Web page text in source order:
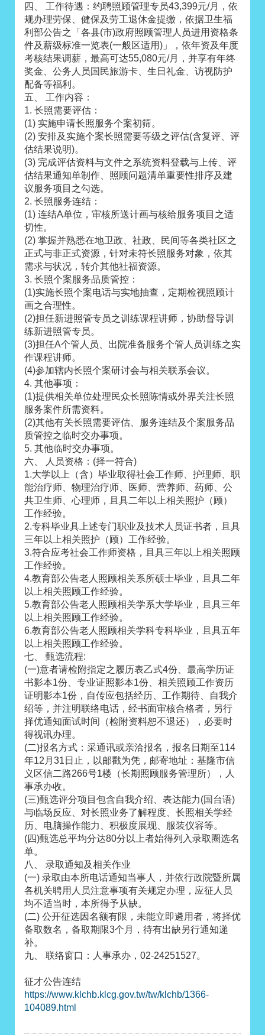
四、 工作待遇：约聘照顾管理专员43,399元/月，依
规办理劳保、健保及劳工退休金提缴，依据卫生福
利部公告之「各县(市)政府照顾管理人员进用资格条
件及薪级标准一览表(一般区适用)」，依年资及年度
考核结果调薪，最高可达55,080元/月，并享有年终
奖金、公务人员国民旅游卡、生日礼金、访视防护
配备等福利。
五、 工作内容：
1. 长照需要评估：
(1) 实施申请长照服务个案初筛。
(2) 安排及实施个案长照需要等级之评估(含复评、评
估结果说明)。
(3) 完成评估资料与文件之系统资料登载与上传、评
估结果通知单制作、照顾问题清单重要性排序及建
议服务项目之勾选。
2. 长照服务连结：
(1) 连结A单位，审核所送计画与核给服务项目之适
切性。
(2) 掌握并熟悉在地卫政、社政、民间等各类社区之
正式与非正式资源，针对未符长照服务对象，依其
需求与状况，转介其他社福资源。
3. 长照个案服务品质管控：
(1)实施长照个案电话与实地抽查，定期检视照顾计
画之合理性。
(2)担任新进照管专员之训练课程讲师，协助督导训
练新进照管专员。
(3)担任A个管人员、出院准备服务个管人员训练之实
作课程讲师。
(4)参加辖内长照个案研讨会与相关联系会议。
4. 其他事项：
(1)提供相关单位处理民众长照陈情或外界关注长照
服务案件所需资料。
(2)其他有关长照需要评估、服务连结及个案服务品
质管控之临时交办事项。
5. 其他临时交办事项。
六、 人员资格：(择一符合)
1.大学以上（含）毕业取得社会工作师、护理师、职
能治疗师、物理治疗师、医师、营养师、药师、公
共卫生师、心理师，且具二年以上相关照护（顾）
工作经验。
2.专科毕业具上述专门职业及技术人员证书者，且具
三年以上相关照护（顾）工作经验。
3.符合应考社会工作师资格，且具三年以上相关照顾
工作经验。
4.教育部公告老人照顾相关系所硕士毕业，且具二年
以上相关照顾工作经验。
5.教育部公告老人照顾相关学系大学毕业，且具三年
以上相关照顾工作经验。
6.教育部公告老人照顾相关学科专科毕业，且具五年
以上相关照顾工作经验。
七、 甄选流程:
(一)意者请检附指定之履历表乙式4份、最高学历证
书影本1份、专业证照影本1份、相关照顾工作资历
证明影本1份，自传应包括经历、工作期待、自我介
绍等，并注明联络电话，经书面审核合格者，另行
择优通知面试时间（检附资料恕不退还），必要时
得视讯办理。
(二)报名方式：采通讯或亲洽报名，报名日期至114
年12月31日止，以邮戳为凭，邮寄地址：基隆市信
义区信二路266号1楼（长期照顾服务管理所），人
事承办收。
(三)甄选评分项目包含自我介绍、表达能力(国台语)
与临场反应、对长照业务了解程度、长照相关学经
历、电脑操作能力、积极度展现、服装仪容等。
(四)甄选总平均分达80分以上者始得列入录取圈选名
单。
八、 录取通知及相关作业
(一) 录取由本所电话通知当事人，并依行政院暨所属
各机关聘用人员注意事项有关规定办理，应征人员
均不适当时，本所得予从缺。
(二) 公开征选因名额有限，未能立即遴用者，将择优
备取数名，备取期限3个月，待有出缺另行通知递
补。
九、 联络窗口：人事承办，02-24251527。
征才公告连结
https://www.klchb.klcg.gov.tw/tw/klchb/1366-
104089.html